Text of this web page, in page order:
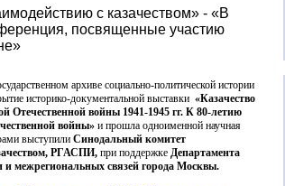
с казачеством» - «В
посвященные участию
архиве социально-политической истории
историко-документальной выставки «Казачество
Отечественной войны 1941-1945 гг. К 80-летию
войны» и прошла одноименной научная
выступили Синодальный комитет
РГАСПИ, при поддержке Департамента
межрегиональных связей города Москвы.